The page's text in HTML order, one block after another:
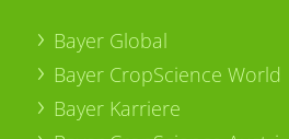
Bayer Global
Bayer CropScience World
Bayer Karriere